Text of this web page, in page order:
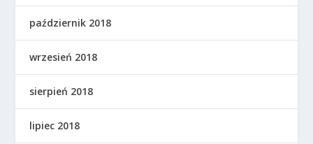
październik 2018
wrzesień 2018
sierpień 2018
lipiec 2018